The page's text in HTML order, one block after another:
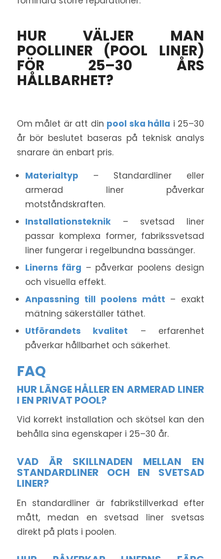
HUR VÄLJER MAN
POOLLINER (POOL LINER)
FÖR 25–30 ÅRS
HÅLLBARHET?
Om målet är att din pool ska hålla i 25–30
år bör beslutet baseras på teknisk analys
snarare än enbart pris.
Materialtyp – Standardliner eller
armerad liner påverkar
motståndskraften.
Installationsteknik– svetsad liner
passar komplexa former, fabrikssvetsad
liner fungerar i regelbundna bassänger.
Linerns färg – påverkar poolens design
och visuella effekt.
Anpassning till poolens mått – exakt
mätning säkerställer täthet.
Utförandets kvalitet – erfarenhet
påverkar hållbarhet och säkerhet.
FAQ
HUR LÄNGE HÅLLER EN ARMERAD LINER
I EN PRIVAT POOL?
Vid korrekt installation och skötsel kan den
behålla sina egenskaper i 25–30 år.
VAD ÄR SKILLNADEN MELLAN EN
STANDARDLINER OCH EN SVETSAD
LINER?
En standardliner är fabrikstillverkad efter
mått, medan en svetsad liner svetsas
direkt på plats i poolen.